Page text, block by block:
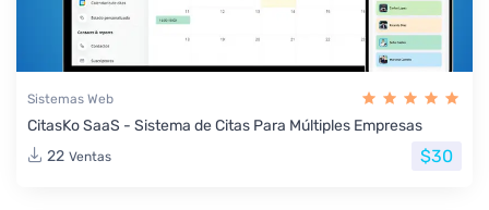
Sistemas Web
CitasKo SaaS - Sistema de Citas Para Múltiples Empresas
22 Ventas $30